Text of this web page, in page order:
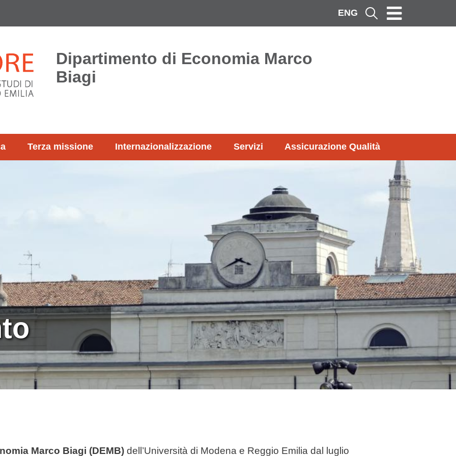
ENG Cerca
Dipartimento di Economia Marco
Biagi
Terza missione Internazionalizzazione Servizi
Assicurazione Qualità
Marco Biagi (DEMB) dell’Università di Modena e Reggio Emilia dal luglio